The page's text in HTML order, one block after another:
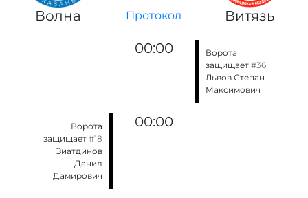
Волна Протокол
Витязь
00:00
Ворота
защищает #36
Львов Степан
Максимович
Ворота
защищает#18
Зиатдинов
Данил
Дамирович
00:00